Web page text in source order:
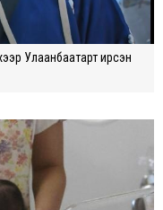
Улаанбаатарт ирсэн